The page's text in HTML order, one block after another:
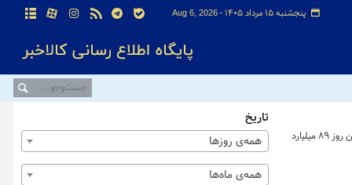
پنجشنبه ۱۵ مرداد ۱۴۰۵ - Aug 6, 2026
خلاصه معاملات بازار زعفران در روز دوشنبه ۲۲ تیر ماه ۱۴۰۵ نشان می دهد که ارزش معاملات طلای سرخ در بازار گواهی و صندوق زعفران بورس کالا در این روز ۸۹ میلیارد
تاریخ
همه‌ی روزها
همه‌ی ماه‌ها